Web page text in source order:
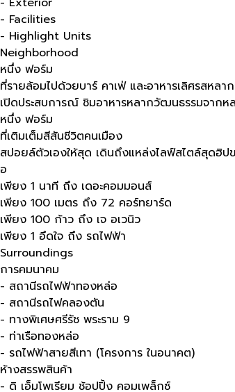
- Facilities
- Highlight Units
Neighborhood
หนึ่ง ฟอร์ม
ที่รายล้อมไปด้วยบาร์ คาเฟ่ และอาหารเลิศรสหล
เปิดประสบการณ์ ชิมอาหารหลากวัฒนธรรมจากห
หนึ่ง ฟอร์ม
ที่เติมเต็มสีสันชีวิตคนเมือง​
สปอยล์ตัวเองให้สุด เดินถึงแหล่งไลฟ์สไตล์สุดฮิ
อ
เพียง 1 นาที ถึง เดอะคอมมอนส์
เพียง 100 เมตร ถึง 72 คอร์ทยาร์ด
เพียง 100 ก้าว ถึง เจ อเวนิว​
เพียง 1 อึดใจ ถึง รถไฟฟ้า
Surroundings
การคมนาคม
- สถานีรถไฟฟ้าทองหล่อ
- สถานีรถไฟคลองตัน
- ทางพิเศษศรีรัช พระราม 9
- ท่าเรือทองหล่อ
- รถไฟฟ้าสายสีเทา (โครงการ ในอนาคต)
ห้างสรรพสินค้า
- ดิ เอ็มโพเรียม ช้อปปิ้ง คอมเพล็กซ์